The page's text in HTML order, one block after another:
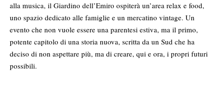
alla musica, il Giardino dell’Emiro ospiterà un’area relax e food,
uno spazio dedicato alle famiglie e un mercatino vintage. Un
evento che non vuole essere una parentesi estiva, ma il primo,
potente capitolo di una storia nuova, scritta da un Sud che ha
deciso di non aspettare più, ma di creare, qui e ora, i propri futuri
possibili.